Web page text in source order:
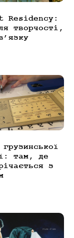
Residency:
творчості,
там, де
з